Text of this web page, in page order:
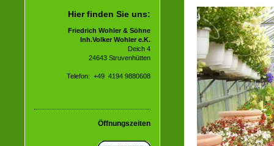
Hier finden Sie uns:
Friedrich Wohler & Söhne
Inh.Volker Wohler e.K.
Deich 4
24643 Struvenhütten
Telefon: +49 4194 9880608
Öffnungszeiten